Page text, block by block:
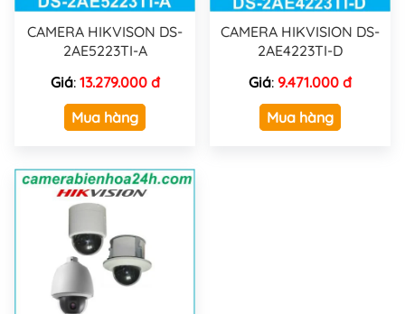
CAMERA HIKVISON DS-
2AE5223TI-A
Giá: 13.279.000 đ
Mua hàng
CAMERA HIKVISION DS-
2AE4223TI-D
Giá: 9.471.000 đ
Mua hàng